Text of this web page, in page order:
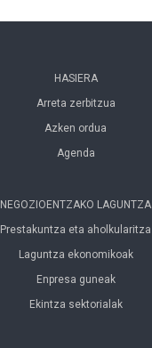
HASIERA
Arreta zerbitzua
Azken ordua
Agenda
NEGOZIOENTZAKO LAGUNTZA
Prestakuntza eta aholkularitza
Laguntza ekonomikoak
Enpresa guneak
Ekintza sektorialak